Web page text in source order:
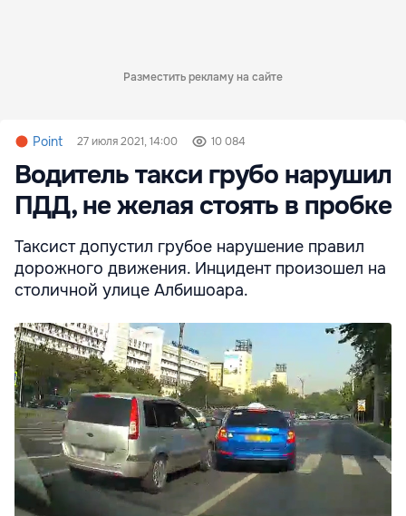
Разместить рекламу на сайте
Point 27 июля 2021, 14:00 10 084
Водитель такси грубо нарушил
ПДД, не желая стоять в пробке
Таксист допустил грубое нарушение правил
дорожного движения. Инцидент произошел на
столичной улице Албишоара.